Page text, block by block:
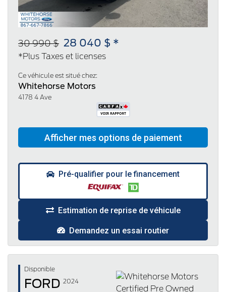
30 990 $ 28 040 $ *
*Plus Taxes et licenses
Ce véhicule est situé chez:
Whitehorse Motors
4178 4 Ave
Pré-qualifier pour le financement
Estimation de reprise de véhicule
Demandez un essai routier
Disponible
FORD 2024